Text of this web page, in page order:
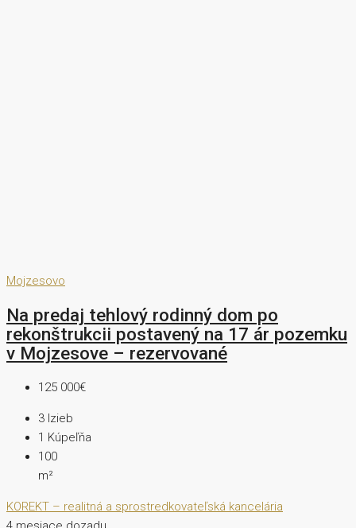
Mojzesovo
Na predaj tehlový rodinný dom po
rekonštrukcii postavený na 17 ár pozemku
v Mojzesove – rezervované
125 000€
3 Izieb
1 Kúpeľňa
100
m²
KOREKT – realitná a sprostredkovateľská kancelária